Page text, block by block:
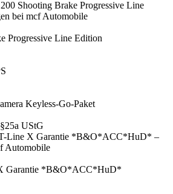
Progressive Line Edition
Keyless-Go-Paket
UStG
Garantie *B&O*ACC*HuD*